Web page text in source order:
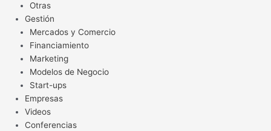
Otras
Gestión
Mercados y Comercio
Financiamiento
Marketing
Modelos de Negocio
Start-ups
Empresas
Videos
Conferencias